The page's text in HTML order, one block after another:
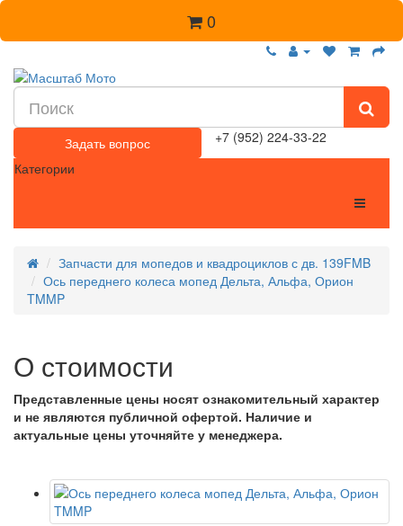
0
Задать вопрос
+7 (952) 224-33-22
Категории
Запчасти для мопедов и квадроциклов с дв. 139FMB
Ось переднего колеса мопед Дельта, Альфа, Орион
TMMP
О стоимости
Представленные цены носят ознакомительный характер
и не являются публичной офертой. Наличие и
актуальные цены уточняйте у менеджера.